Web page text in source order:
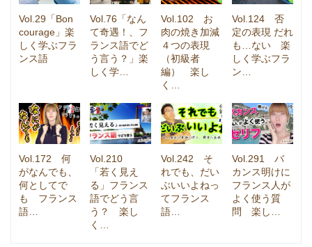
Vol.29「Bon
courage」楽
しく学ぶフラ
ンス語
Vol.76「なん
て奇遇！、フ
ランス語でど
う言う？」楽
しく学…
Vol.102 お
肉の焼き加減
４つの表現
（初級者
編） 楽し
く…
Vol.124 否
定の表現 だれ
も…ない 楽
しく学ぶフラ
ン…
Vol.172 何
がなんでも、
何としてで
も フランス
語…
Vol.210
「若く見え
る」フランス
語でどう言
う？ 楽し
く…
Vol.242 そ
れでも、だい
ぶいいよねっ
てフランス
語…
Vol.291 バ
カンス明けに
フランス人が
よく使う質
問 楽し…